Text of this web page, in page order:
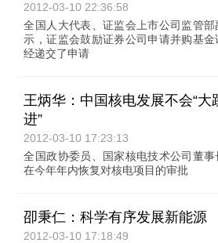
2012-03-10 22:36:58
全国人大代表、证监会上市公司监管
示，证监会鼓励证券公司申请并购基
经递交了申请
王炳华：中国核电发展不会“大
进”
2012-03-10 17:23:13
全国政协委员、国家核电技术公司董
在今年年内恢复对核电项目的审批
卲秉仁：科学有序发展新能源
2012-03-10 17:18:49